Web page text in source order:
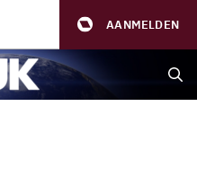
AANMELDEN